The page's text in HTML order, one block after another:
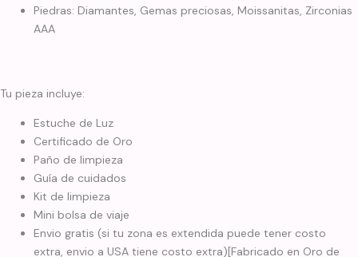
Piedras: Diamantes, Gemas preciosas, Moissanitas, Zirconias
AAA
Tu pieza incluye:
Estuche de Luz
Certificado de Oro
Paño de limpieza
Guía de cuidados
Kit de limpieza
Mini bolsa de viaje
Envio gratis (si tu zona es extendida puede tener costo
extra, envio a USA tiene costo extra)[Fabricado en Oro de